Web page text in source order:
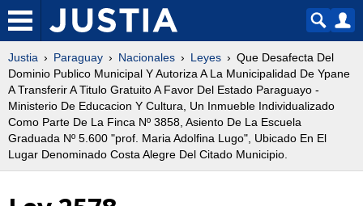
Justia Paraguay Nacionales Leyes
Que Desafecta Del
Dominio Publico Municipal Y Autoriza A La Municipalidad De Ypane
A Transferir A Titulo Gratuito A Favor Del Estado Paraguayo -
Ministerio De Educacion Y Cultura, Un Inmueble Individualizado
Como Parte De La Finca Nº 3858, Asiento De La Escuela
Graduada Nº 5.600 "prof. Maria Adolfina Lugo", Ubicado En El
Lugar Denominado Costa Alegre Del Citado Municipio.